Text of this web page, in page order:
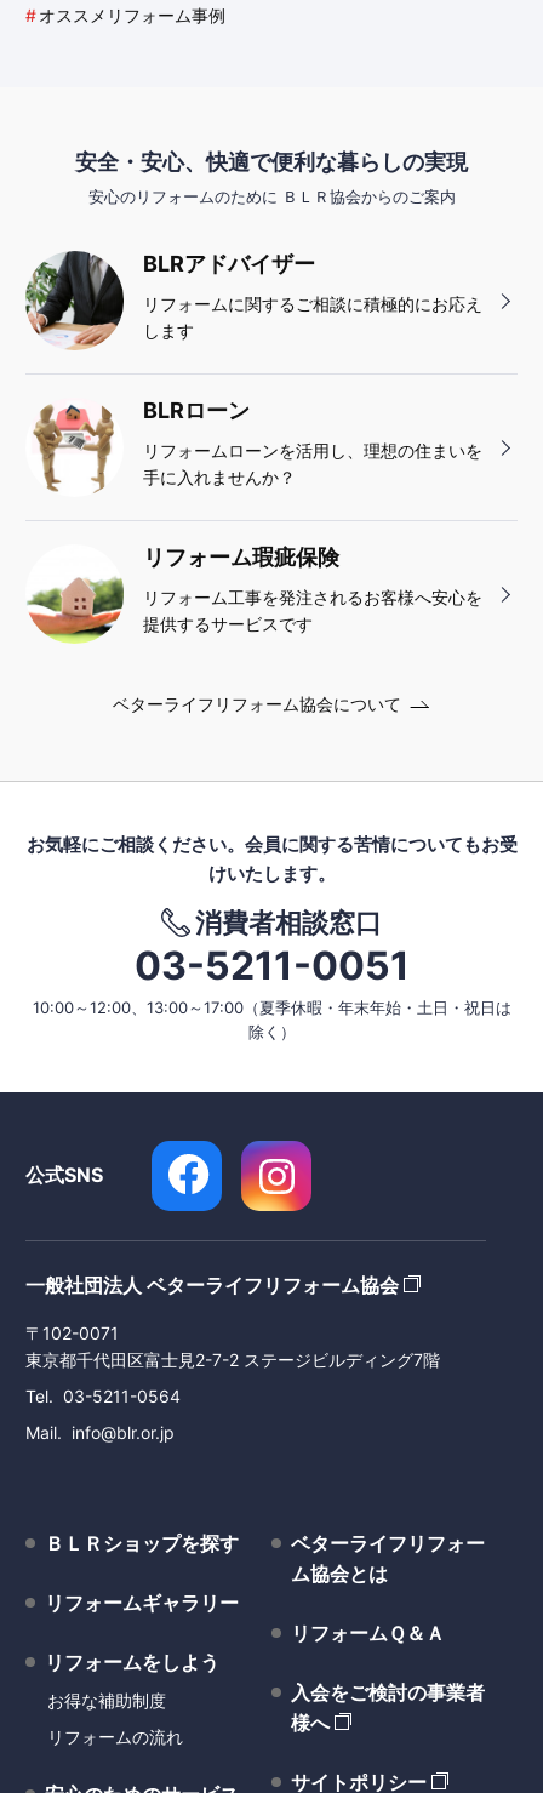
# オススメリフォーム事例
安全・安心、快適で便利な暮らしの実現
安心のリフォームのために ＢＬＲ協会からのご案内
BLRアドバイザー
リフォームに関するご相談に積極的にお応え
します
BLRローン
リフォームローンを活用し、理想の住まいを
手に入れませんか？
リフォーム瑕疵保険
リフォーム工事を発注されるお客様へ安心を
提供するサービスです
ベターライフリフォーム協会について
お気軽にご相談ください。 会員に関する苦情についてもお受
けいたします。
消費者相談窓口
03-5211-0051
10:00～12:00、13:00～17:00（夏季休暇・年末年始・土日・祝日は
除く）
公式SNS
一般社団法人 ベターライフリフォーム協会
〒102-0071
東京都千代田区富士見2-7-2 ステージビルディング7階
Tel
03-5211-0564
Mail
info@blr.or.jp
ＢＬＲショップを探す
リフォームギャラリー
リフォームをしよう
お得な補助制度
リフォームの流れ
ベターライフリフォー
ム協会とは
リフォームＱ＆Ａ
入会をご検討の事業者
様へ
サイトポリシー